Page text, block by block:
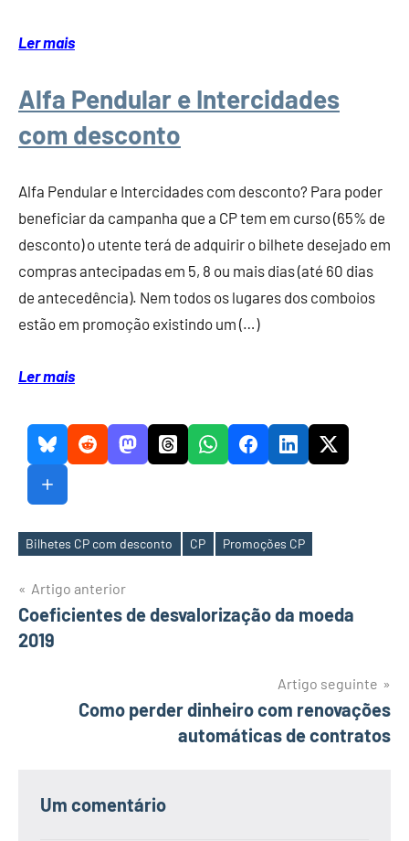
Ler mais
Alfa Pendular e Intercidades
com desconto
Alfa Pendular e Intercidades com desconto? Para poder
beneficiar da campanha que a CP tem em curso (65% de
desconto) o utente terá de adquirir o bilhete desejado em
compras antecipadas em 5, 8 ou mais dias (até 60 dias
de antecedência). Nem todos os lugares dos comboios
estão em promoção existindo um (…)
Ler mais
Etiquetas
Bilhetes CP com desconto CP Promoções CP
Navegação
de
Artigo anterior
Coeficientes de desvalorização da moeda
2019
Artigo seguinte
Como perder dinheiro com renovações
automáticas de contratos
Um comentário